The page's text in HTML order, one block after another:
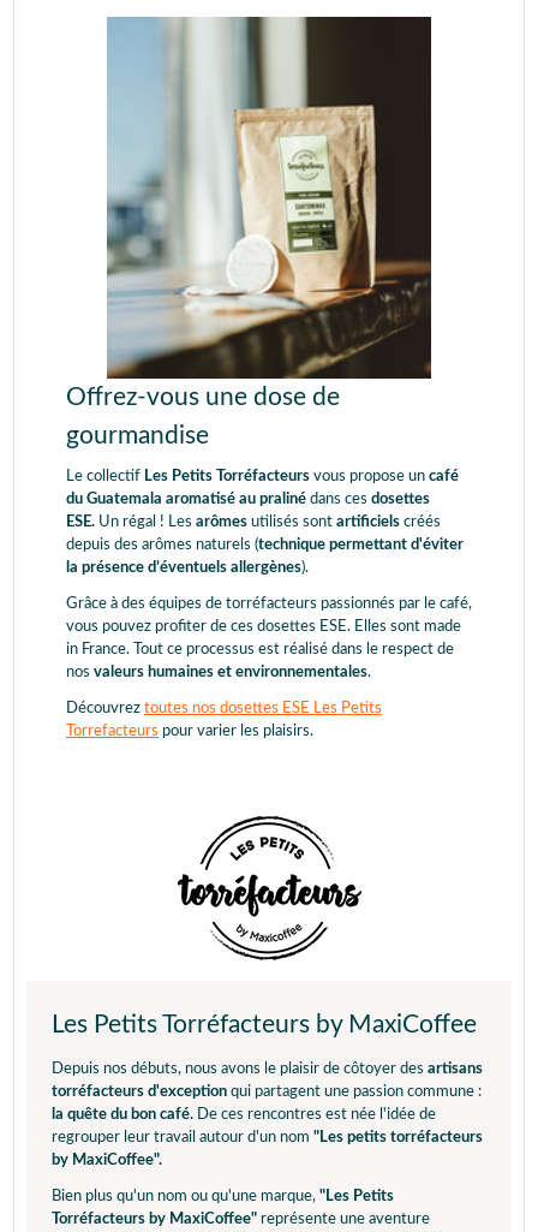
Offrez-vous une dose de
gourmandise
Le collectif Les Petits Torréfacteurs vous propose un café
du Guatemala aromatisé au praliné dans ces dosettes
ESE. Un régal ! Les arômes utilisés sont artificiels créés
depuis des arômes naturels (technique permettant d'éviter
la présence d’éventuels allergènes).
Grâce à des équipes de torréfacteurs passionnés par le café,
vous pouvez profiter de ces dosettes ESE. Elles sont made
in France. Tout ce processus est réalisé dans le respect de
nos valeurs humaines et environnementales.
Découvrez toutes nos dosettes ESE Les Petits
Torrefacteurs pour varier les plaisirs.
Les Petits Torréfacteurs by MaxiCoffee
Depuis nos débuts, nous avons le plaisir de côtoyer des artisans
torréfacteurs d'exception qui partagent une passion commune :
la quête du bon café. De ces rencontres est née l'idée de
regrouper leur travail autour d'un nom "Les petits torréfacteurs
by MaxiCoffee".
Bien plus qu'un nom ou qu'une marque, "Les Petits
Torréfacteurs by MaxiCoffee" représente une aventure